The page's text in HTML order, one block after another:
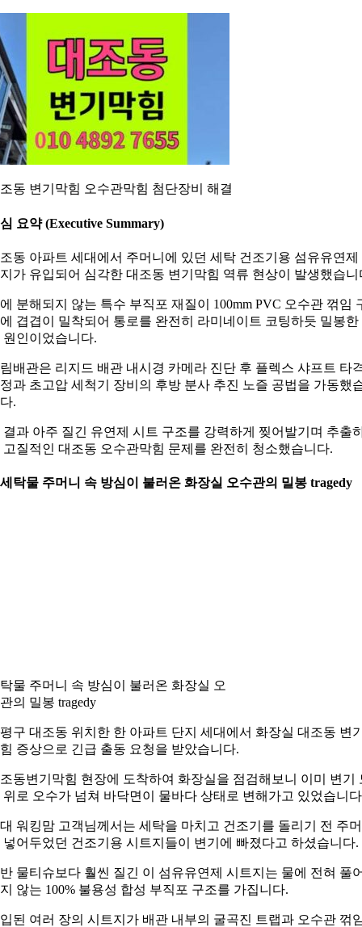
동 변기막힘 오수관막힘 첨단장비 해결
요약 (Executive Summary)
동 아파트 세대에서 주머니에 있던 세탁 건조기용 섬유유연제
가 유입되어 심각한 대조동 변기막힘 역류 현상이 발생했습니
분해되지 않는 특수 부직포 재질이 100mm PVC 오수관 꺾임
겹겹이 밀착되어 통로를 완전히 라미네이트 코팅하듯 밀봉한
원인이었습니다.
배관은 리지드 배관 내시경 카메라 진단 후 플렉스 샤프트 타
과 초고압 세척기 장비의 후방 분사 추진 노즐 공법을 가동했
.
결과 아주 질긴 유연제 시트 구조를 강력하게 찢어발기며 추출
고질적인 대조동 오수관막힘 문제를 완전히 청소했습니다.
탁물 주머니 속 방심이 불러온 화장실 오수관의 밀봉 tragedy
물 주머니 속 방심이 불러온 화장실 오
의 밀봉 tragedy
구 대조동 위치한 한 아파트 단지 세대에서 화장실 대조동 변
증상으로 긴급 출동 요청을 받았습니다.
동변기막힘 현장에 도착하여 화장실을 점검해보니 이미 변기
위로 오수가 넘쳐 바닥면이 물바다 상태로 변해가고 있었습니
워킹맘 고객님께서는 세탁을 마치고 건조기를 돌리기 전 주
넣어두었던 건조기용 시트지들이 변기에 빠졌다고 하셨습니다.
물티슈보다 훨씬 질긴 이 섬유유연제 시트지는 물에 전혀 풀
않는 100% 불용성 합성 부직포 구조를 가집니다.
된 여러 장의 시트지가 배관 내부의 굴곡진 트랩과 오수관 꺾